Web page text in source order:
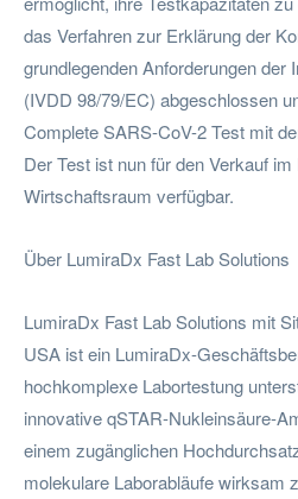
das Verfahren zur Erklärung der
grundlegenden Anforderungen der
(IVDD 98/79/EC) abgeschlossen
Complete SARS-CoV-2 Test mit
Der Test ist nun für den Verkauf
Wirtschaftsraum verfügbar.
Über LumiraDx Fast Lab Solutions
LumiraDx Fast Lab Solutions mit
USA ist ein LumiraDx-
hochkomplexe Labortestung
innovative qSTAR-Nukleinsäure-
einem zugänglichen
molekulare Laborabläufe wirksam